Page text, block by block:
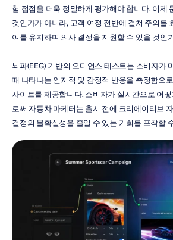
험 접점을 더욱 정밀하게 평가해야 합니다. 이제
것인가가 아니라, 고객 여정 전반에 걸쳐 주의를
여를 유지하며 의사 결정을 지원할 수 있을 것인
뇌파(EEG) 기반의 오디언스 테스트는 소비자가
때 나타나는 인지적 및 감정적 반응을 측정함으
사이트를 제공합니다. 소비자가 실시간으로 어
로써 자동차 마케터는 출시 전에 크리에이티브
결정의 불확실성을 줄일 수 있는 기회를 포착할